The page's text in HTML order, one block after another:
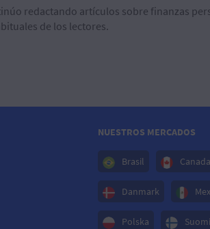
redactando artículos sobre finanzas
de los lectores.
NUESTROS MERCADOS
Brasil Canada
Danmark
Polska Suomi